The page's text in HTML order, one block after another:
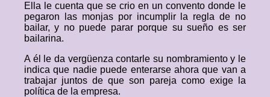
Ella le cuenta que se crio en un convento donde le
pegaron las monjas por incumplir la regla de no
bailar, y no puede parar porque su sueño es ser
bailarina.
A él le da vergüenza contarle su nombramiento y le
indica que nadie puede enterarse ahora que van a
trabajar juntos de que son pareja como exige la
política de la empresa.